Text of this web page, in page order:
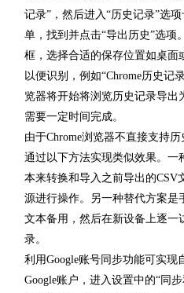
记录”，然后进入“历史记录”选
单，找到并点击“导出历史”选项
框，选择合适的保存位置如桌面
以便识别，例如“Chrome历史记
览器将开始将浏览历史记录导出
需要一定时间完成。
由于Chrome浏览器不直接支持
通过以下方法实现类似效果。一
本来转换和导入之前导出的CSV
源进行操作。另一种替代方案是
文本备用，然后在新设备上逐一
录。
利用Google账号同步功能可实
Google账户，进入设置中的“同